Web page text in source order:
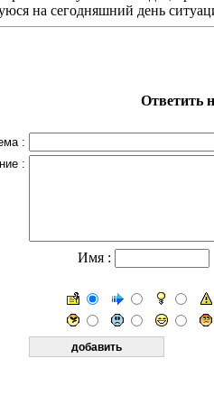
на сегодняшний день
Ответить
:
:
Имя :